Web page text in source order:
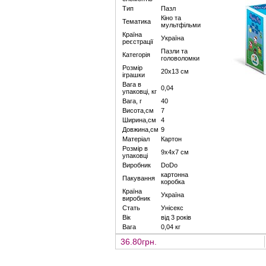
Тип
Пазл
Тематика
Кіно та
мультфільми
Країна
реєстрації
Україна
Категорія
Пазли та
головоломки
Розмір
іграшки
20х13 см
Вага в
упаковці, кг 0,04
Вага, г
40
Висота,см
7
Ширина,см
4
Довжина,см 9
Матеріал
Картон
Розмір в
упаковці
9х4х7 см
Виробник
DoDo
Пакування
картонна
коробка
Країна
виробник
Україна
Стать
Унісекс
Вік
від 3 років
Вага
0,04 кг
36.80грн.